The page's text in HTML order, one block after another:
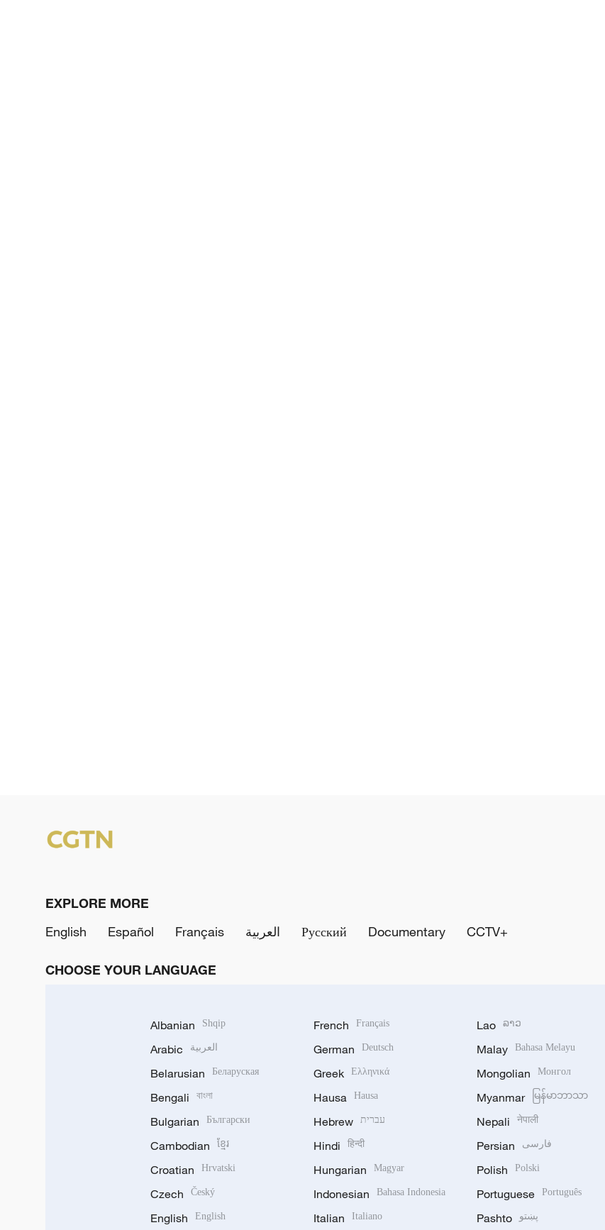
EXPLORE MORE
English
Español Français العربية Русский Documentary CCTV+
CHOOSE YOUR LANGUAGE
Albanian Shqip
Arabic العربية
Belarusian Беларуская
Bengali বাংলা
Bulgarian Български
Cambodian ខ្មែរ
Croatian Hrvatski
Czech Český
English English
French Français
German Deutsch
Greek Ελληνικά
Hausa Hausa
Hebrew עברית
Hindi हिन्दी
Hungarian Magyar
Indonesian Bahasa Indonesia
Italian Italiano
Lao ລາວ
Malay Bahasa Melayu
Mongolian Монгол
Myanmar မြန်မာဘာသာ
Nepali नेपाली
Persian فارسی
Polish Polski
Portuguese Português
Pashto پښتو